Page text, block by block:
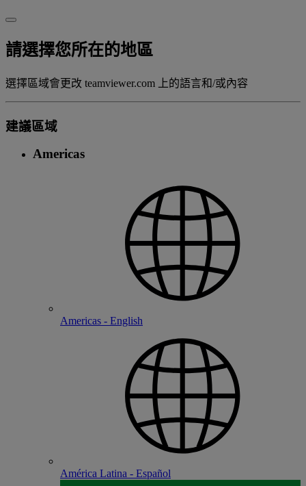
請選擇您所在的地區
選擇區域會更改 teamviewer.com 上的語言和/或內容
建議區域
Americas
Americas - English
América Latina - Español